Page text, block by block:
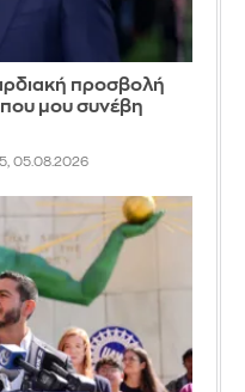
προσβολή
μου συνέβη
05.08.2026